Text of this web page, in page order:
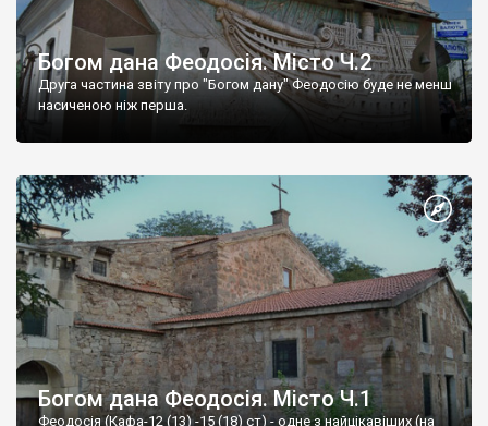
Богом дана Феодосія. Місто Ч.2
Друга частина звіту про "Богом дану" Феодосію буде не менш
насиченою ніж перша.
Богом дана Феодосія. Місто Ч.1
Феодосія (Кафа-12 (13) -15 (18) ст) - одне з найцікавіших (на